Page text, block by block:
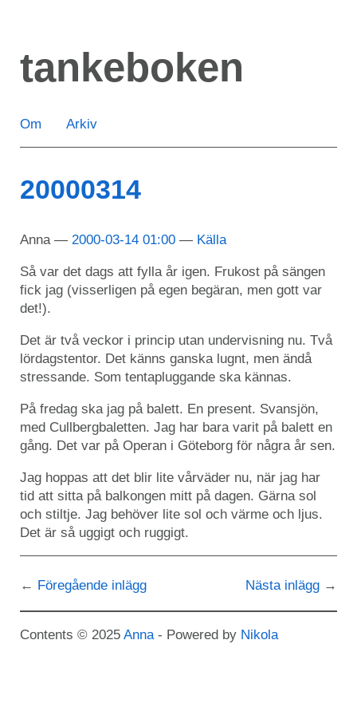
huvudinnehåll
tankeboken
Om Arkiv
20000314
Anna 2000-03-14 01:00 Källa
Så var det dags att fylla år igen. Frukost på sängen
fick jag (visserligen på egen begäran, men gott var
det!).
Det är två veckor i princip utan undervisning nu. Två
lördagstentor. Det känns ganska lugnt, men ändå
stressande. Som tentapluggande ska kännas.
På fredag ska jag på balett. En present. Svansjön,
med Cullbergbaletten. Jag har bara varit på balett en
gång. Det var på Operan i Göteborg för några år sen.
Jag hoppas att det blir lite vårväder nu, när jag har
tid att sitta på balkongen mitt på dagen. Gärna sol
och stiltje. Jag behöver lite sol och värme och ljus.
Det är så uggigt och ruggigt.
Föregående inlägg Nästa inlägg
Contents © 2025 Anna - Powered by Nikola